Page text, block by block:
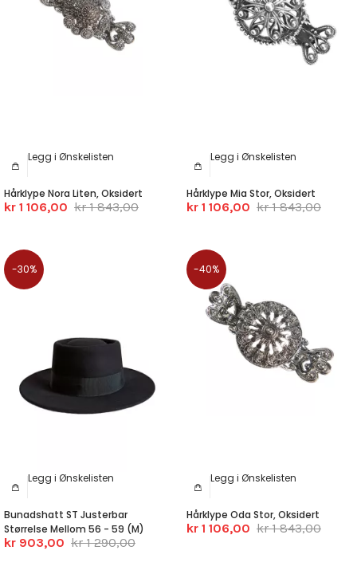
Legg i Ønskelisten
Hårklype Nora Liten, Oksidert
kr 1 106,00 kr 1 843,00
Legg i Ønskelisten
Hårklype Mia Stor, Oksidert
kr 1 106,00 kr 1 843,00
-30%
Legg i Ønskelisten
Bunadshatt ST Justerbar
Størrelse Mellom 56 - 59 (M)
kr 903,00 kr 1 290,00
-40%
Legg i Ønskelisten
Hårklype Oda Stor, Oksidert
kr 1 106,00 kr 1 843,00